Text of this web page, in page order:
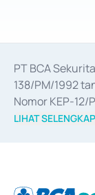
PT BCA
138/PM/1992
Nomor KEP-12/
merger,
LIHAT